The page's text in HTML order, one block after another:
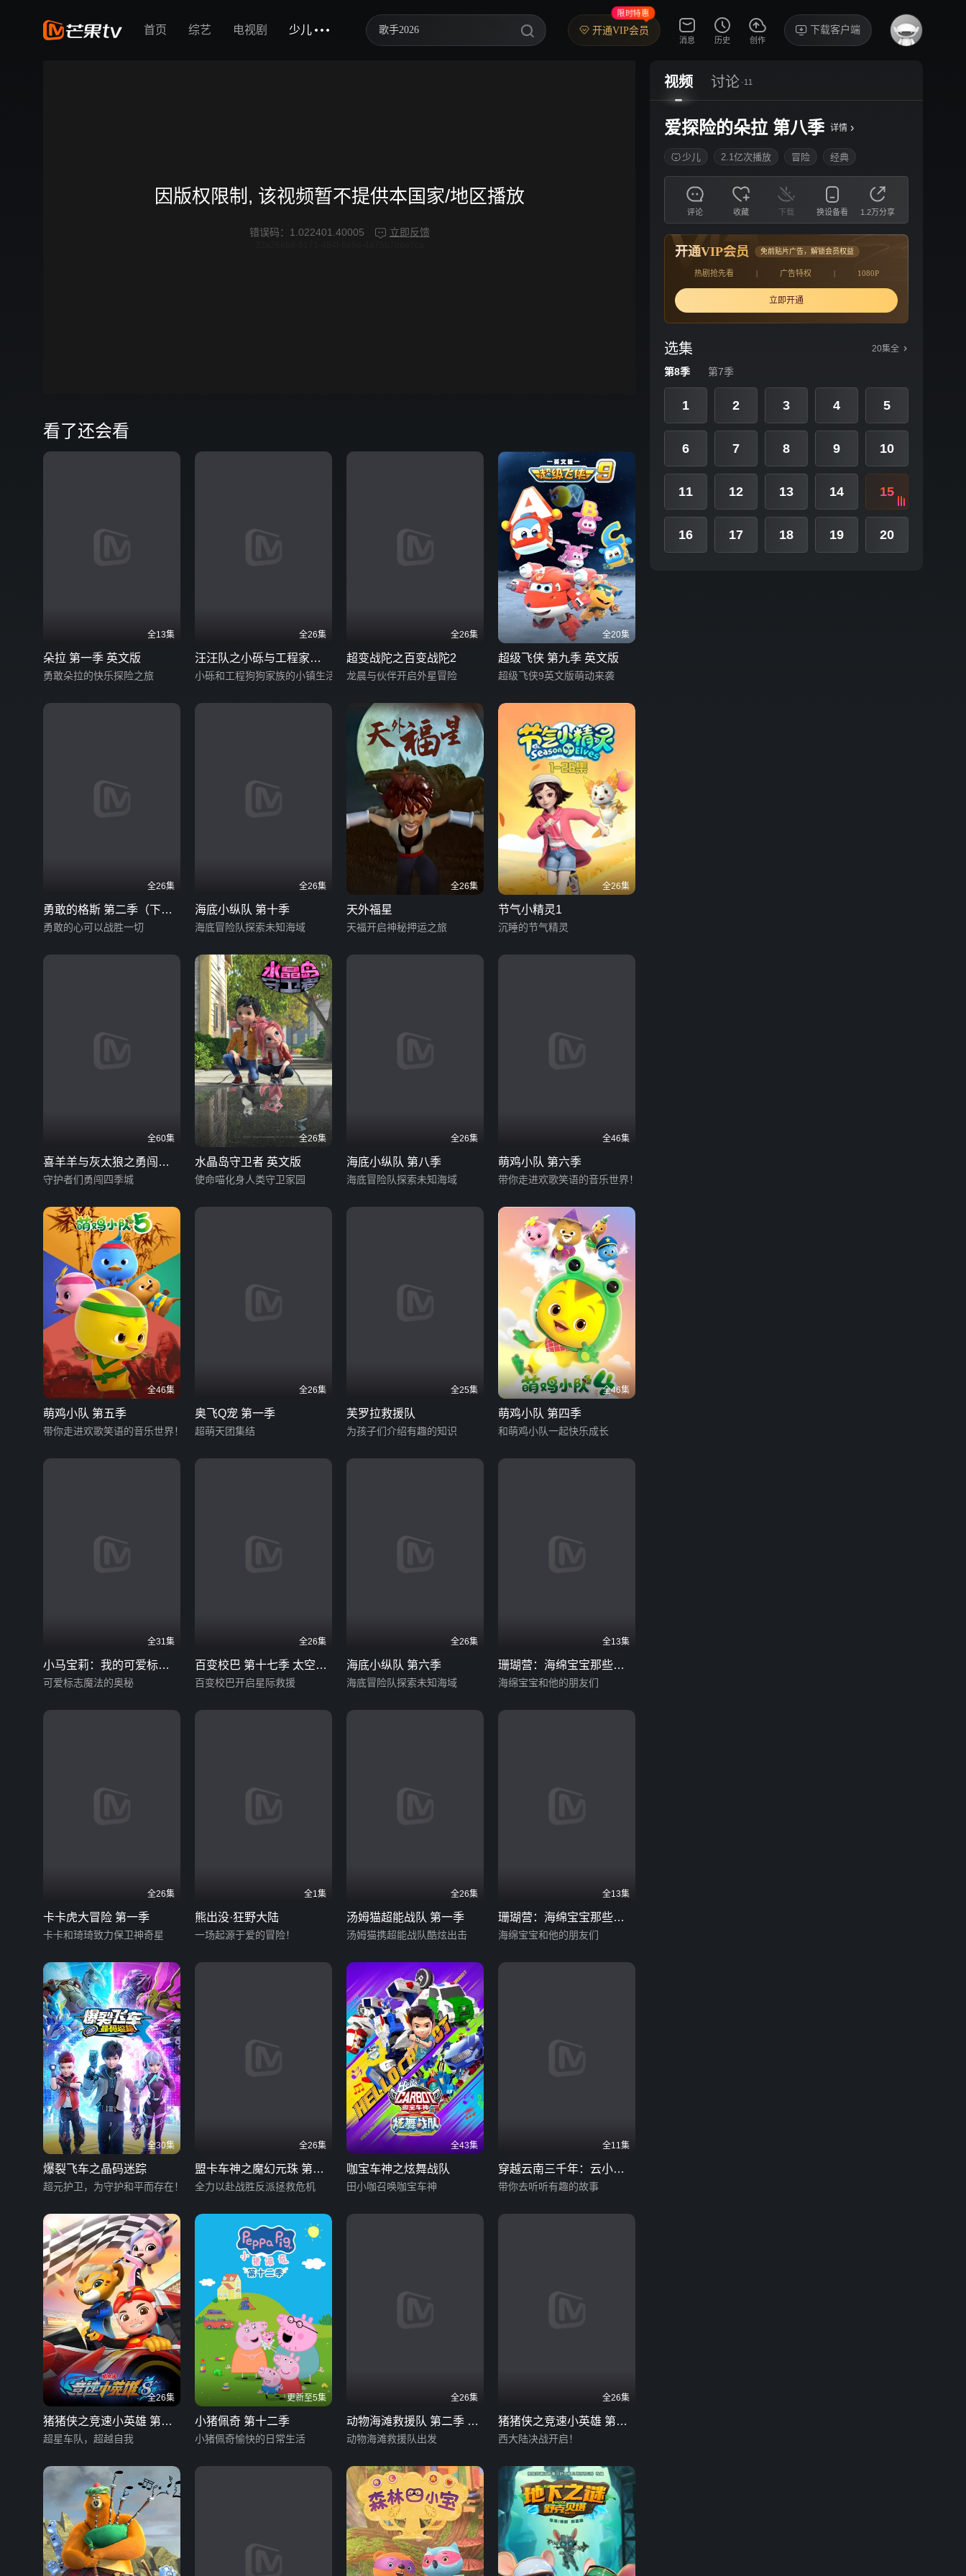
首页 综艺 电视剧 少儿 歌手2026
忙忙碌碌寻宝藏2
开通VIP会员
限时特惠
消息 历史 创作
下载客户端
因版权限制, 该视频暂不提供本国家/地区播放
错误码： 1.022401.40005 立即反馈
看了还会看
全13集
朵拉 第一季 英文版
勇敢朵拉的快乐探险之旅
全26集
汪汪队之小砾与工程家族
第二季 英文版
小砾和工程狗狗家族的小镇生活
全26集
超变战陀之百变战陀2
龙晨与伙伴开启外星冒险
全20集
超级飞侠 第九季 英文版
超级飞侠9英文版萌动来袭
全26集
勇敢的格斯 第二季（下）
英文版
勇敢的心可以战胜一切
全26集
海底小纵队 第十季
海底冒险队探索未知海域
全26集
天外福星
天福开启神秘押运之旅
全26集
节气小精灵1
沉睡的节气精灵
全60集
喜羊羊与灰太狼之勇闯四
季城
守护者们勇闯四季城
全26集
水晶岛守卫者 英文版
使命喵化身人类守卫家园
全26集
海底小纵队 第八季
海底冒险队探索未知海域
全46集
萌鸡小队 第六季
带你走进欢歌笑语的音乐世界！
全46集
萌鸡小队 第五季
带你走进欢歌笑语的音乐世界！
全26集
奥飞Q宠 第一季
超萌天团集结
全25集
芙罗拉救援队
为孩子们介绍有趣的知识
全46集
萌鸡小队 第四季
和萌鸡小队一起快乐成长
全31集
小马宝莉：我的可爱标志
英文版
可爱标志魔法的奥秘
全26集
百变校巴 第十七季 太空大
冒险
百变校巴开启星际救援
全26集
海底小纵队 第六季
海底冒险队探索未知海域
全13集
珊瑚营：海绵宝宝那些年
第一季 英文版
海绵宝宝和他的朋友们
全26集
卡卡虎大冒险 第一季
卡卡和琦琦致力保卫神奇星
全1集
熊出没·狂野大陆
一场起源于爱的冒险！
全26集
汤姆猫超能战队 第一季
汤姆猫携超能战队酷炫出击
全13集
珊瑚营：海绵宝宝那些年
第一季
海绵宝宝和他的朋友们
全30集
爆裂飞车之晶码迷踪
超元护卫，为守护和平而存在！
全26集
盟卡车神之魔幻元珠 第三
季
全力以赴战胜反派拯救危机
全43集
咖宝车神之炫舞战队
田小咖召唤咖宝车神
全11集
穿越云南三千年：云小志
漫游记 第二季
带你去听听有趣的故事
全26集
猪猪侠之竞速小英雄 第八
季
超星车队，超越自我
更新至5集
小猪佩奇 第十二季
小猪佩奇愉快的日常生活
全26集
动物海滩救援队 第二季 英
文版
动物海滩救援队出发
全26集
猪猪侠之竞速小英雄 第十
季
西大陆决战开启！
视频 讨论 ·11
爱探险的朵拉 第八季 详情 ›
少儿 2.1亿次播放 冒险 经典
评论 收藏 下载 换设备看 1.2万分享
开通VIP会员 免前贴片广告，解锁会员权益
热剧抢先看 | 广告特权 | 1080P
立即开通
选集 20集全
第8季 第7季
1 2 3 4 5
6 7 8 9 10
11 12 13 14 15
16 17 18 19 20